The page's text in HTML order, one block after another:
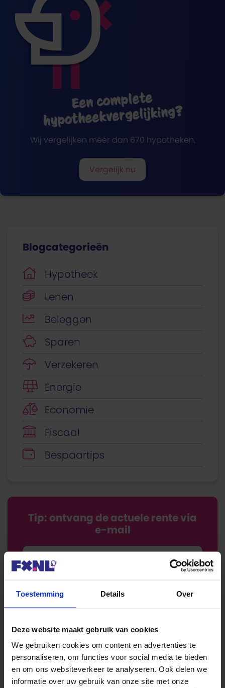
Toestemming Details Over
Deze website maakt gebruik van cookies
We gebruiken cookies om content en advertenties te
personaliseren, om functies voor social media te bieden
en om ons websiteverkeer te analyseren. Ook delen we
informatie over uw gebruik van onze site met onze
Een complete
hypotheekvergelijking?
Wij vergelijken méér dan 670 hypotheken.
Vergelijk nu
Blogcategorieën
Hypotheek
Lenen
Beleggen
Sparen
Verzekeren
Energie
Economie
Fiscaal
Bespaartips
Tip: ontvang de actuele rente via
e-mail
Geld lenen
10000 euro
6.00%
Info
15000 euro
6.60%
Info